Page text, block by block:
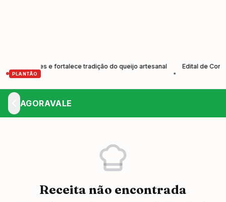
PLANTÃO
e fortalece tradição do queijo artesanal
Edital de
AGORAVALE
Receita não encontrada